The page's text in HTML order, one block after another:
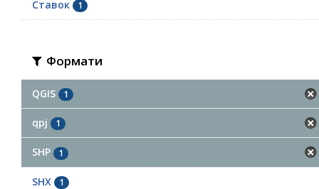
Ставок 1
Формати
QGIS 1
qpj 1
SHP 1
SHX 1